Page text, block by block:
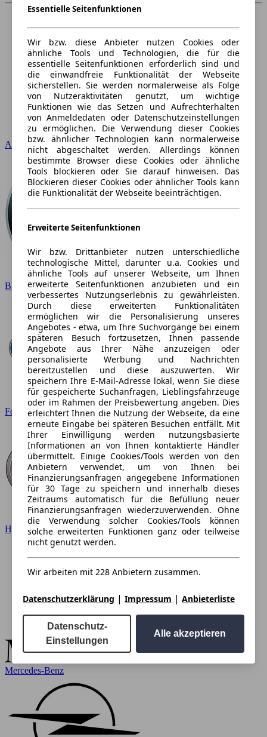
Audi
BMW
Ford
Hyundai
Mercedes-Benz
Essentielle Seitenfunktionen
Wir bzw. diese Anbieter nutzen Cookies oder
ähnliche Tools und Technologien, die für die
essentielle Seitenfunktionen erforderlich sind und
die einwandfreie Funktionalität der Webseite
sicherstellen. Sie werden normalerweise als Folge
von Nutzeraktivitäten genutzt, um wichtige
Funktionen wie das Setzen und Aufrechterhalten
von Anmeldedaten oder Datenschutzeinstellungen
zu ermöglichen. Die Verwendung dieser Cookies
bzw. ähnlicher Technologien kann normalerweise
nicht abgeschaltet werden. Allerdings können
bestimmte Browser diese Cookies oder ähnliche
Tools blockieren oder Sie darauf hinweisen. Das
Blockieren dieser Cookies oder ähnlicher Tools kann
die Funktionalität der Webseite beeinträchtigen.
Erweiterte Seitenfunktionen
Wir bzw. Drittanbieter nutzen unterschiedliche
technologische Mittel, darunter u.a. Cookies und
ähnliche Tools auf unserer Webseite, um Ihnen
erweiterte Seitenfunktionen anzubieten und ein
verbessertes Nutzungserlebnis zu gewährleisten.
Durch diese erweiterten Funktionalitäten
ermöglichen wir die Personalisierung unseres
Angebotes - etwa, um Ihre Suchvorgänge bei einem
späteren Besuch fortzusetzen, Ihnen passende
Angebote aus Ihrer Nähe anzuzeigen oder
personalisierte Werbung und Nachrichten
bereitzustellen und diese auszuwerten. Wir
speichern Ihre E-Mail-Adresse lokal, wenn Sie diese
für gespeicherte Suchanfragen, Lieblingsfahrzeuge
oder im Rahmen der Preisbewertung angeben. Dies
erleichtert Ihnen die Nutzung der Webseite, da eine
erneute Eingabe bei späteren Besuchen entfällt. Mit
Ihrer Einwilligung werden nutzungsbasierte
Informationen an von Ihnen kontaktierte Händler
übermittelt. Einige Cookies/Tools werden von den
Anbietern verwendet, um von Ihnen bei
Finanzierungsanfragen angegebene Informationen
für 30 Tage zu speichern und innerhalb dieses
Zeitraums automatisch für die Befüllung neuer
Finanzierungsanfragen wiederzuverwenden. Ohne
die Verwendung solcher Cookies/Tools können
solche erweiterten Funktionen ganz oder teilweise
nicht genutzt werden.
Wir arbeiten mit 228 Anbietern zusammen.
Datenschutzerklärung | Impressum | Anbieterliste
Datenschutz-
Einstellungen
Alle akzeptieren